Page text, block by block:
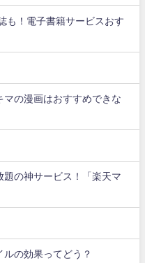
も！電子書籍サービスおす
の漫画はおすすめできな
の神サービス！「楽天マ
の効果ってどう？